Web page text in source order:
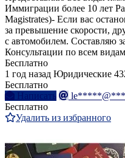
Иммиграции более 10 лет
Magistrates)- Если вас
за превышение скорости,
с автомобилем. Составляю
Консультации по всем
Бесплатно
1 год назад Юридические
Бесплатно
Написать
Бесплатно
Удалить из избранного